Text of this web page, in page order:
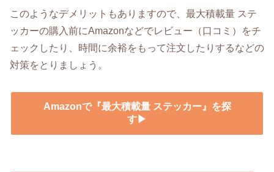
このようなデメリットもありますので、最大積載量 ステ
ッカーの購入前にAmazonなどでレビュー（口コミ）をチ
ェックしたり、時間に余裕をもって注文したりするなどの
対策をとりましょう。
Amazonで『最大積載量 ステッカー』を探
す▶